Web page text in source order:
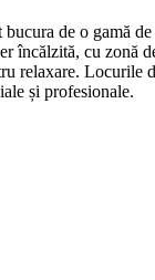
de o gamă
cu
relaxare.
și profesionale.